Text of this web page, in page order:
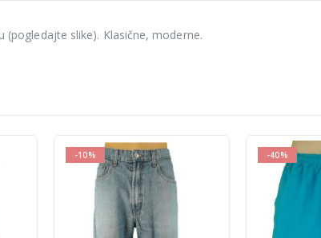
slike). Klasične, moderne.
-40% -10%